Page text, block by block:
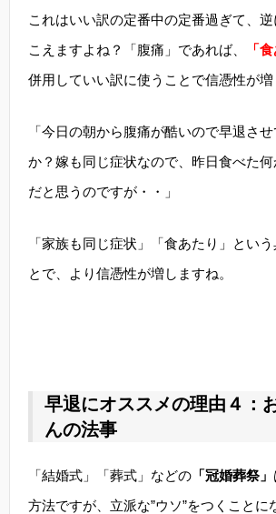
これはいい訳の定番中の定番過ぎて、
こえますよね？「腹痛」であれば、
「
併用していい訳に使うことで信憑性が増
「今日の朝から腹痛が酷いので早退さ
か？嫁も同じ症状なので、昨日食べた
だと思うのですが・・」
「家族も同じ症状」「食あたり」とい
とで、より信憑性が増しますね。
早退にオススメの理由４：
んの法事
「結婚式」「葬式」などの 「冠婚葬祭」
方法ですが、立派な”ウソ”をつくことに